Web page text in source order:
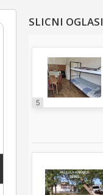
SLICNI OGLASI
5